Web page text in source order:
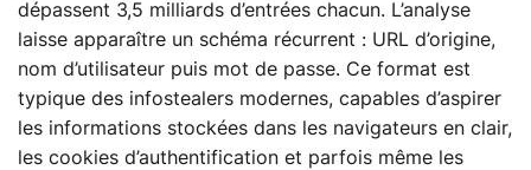
dépassent 3,5 milliards d’entrées chacun. L’analyse
laisse apparaître un schéma récurrent : URL d’origine,
nom d’utilisateur puis mot de passe. Ce format est
typique des infostealers modernes, capables d’aspirer
les informations stockées dans les navigateurs en clair,
les cookies d’authentification et parfois même les